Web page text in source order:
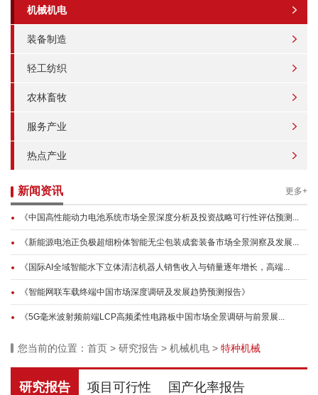
机械机电
装备制造
轻工纺织
农林畜牧
服务产业
热点产业
新闻资讯 更多+
《中国高性能动力电池系统市场全景深度分析及投资战略可行性评估预测...
《新能源电池正负极超细粉体智能无尘包装成套装备市场全景洞察及发展...
《国际AI全域智能水下立体清洁机器人销售收入与销量逐年增长，高端...
《智能网联车载终端中国市场深度调研及发展趋势预测报告》
《5G毫米波射频前端LCP高频柔性电路板中国市场全景调研与前景展...
您当前的位置： 首页 > 研究报告 > 机械机电 > 特种机械
研究报告 项目可行性 国产化率报告